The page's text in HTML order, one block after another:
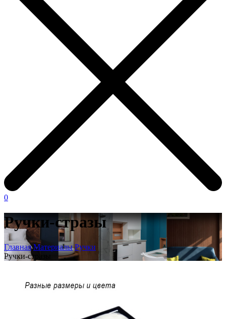
0
Ручки-стразы
Главная Материалы Ручки
Ручки-стразы